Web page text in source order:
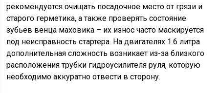
рекомендуется очищать посадочное место от грязи и
старого герметика, а также проверять состояние
зубьев венца маховика – их износ часто маскируется
под неисправность стартера. На двигателях 1.6 литра
дополнительная сложность возникает из-за близкого
расположения трубки гидроусилителя руля, которую
необходимо аккуратно отвести в сторону.